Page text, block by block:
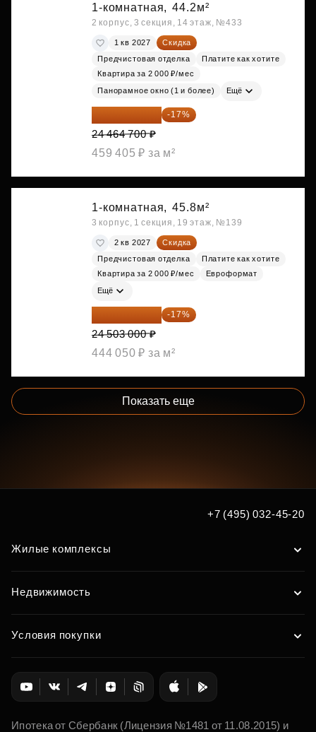
1-комнатная, 44.2м²
2 корпус, 3 секция, 14 этаж, №433
1 кв 2027
Скидка
Предчистовая отделка
Платите как хотите
Квартира за 2 000 ₽/мес
Панорамное окно (1 и более) Ещё
20 305 701 ₽ -17%
24 464 700 ₽
459 405 ₽ за м²
1-комнатная, 45.8м²
3 корпус, 1 секция, 19 этаж, №139
2 кв 2027
Скидка
Предчистовая отделка
Платите как хотите
Квартира за 2 000 ₽/мес
Евроформат
Ещё
20 337 490 ₽ -17%
24 503 000 ₽
444 050 ₽ за м²
Показать еще
+7 (495) 032-45-20
Жилые комплексы
Недвижимость
Условия покупки
Ипотека от Сбербанк (Лицензия №1481 от 11.08.2015) и